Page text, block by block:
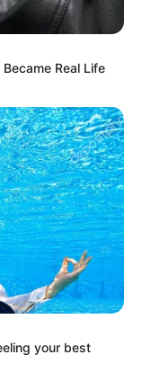
Real Life
your best